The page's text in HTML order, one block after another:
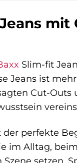
Slim-fit
Jeans ist
Cut-
der perfekte
im Alltag,